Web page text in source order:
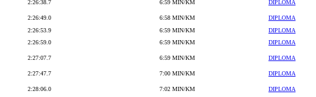
2:26:38.7 6:59 MIN/KM DIPLOMA
2:26:49.0 6:58 MIN/KM
DIPLOMA
2:26:53.9 6:59 MIN/KM
DIPLOMA
2:26:59.0 6:59 MIN/KM DIPLOMA
2:27:07.7 6:59 MIN/KM DIPLOMA
2:27:47.7 7:00 MIN/KM DIPLOMA
2:28:06.0 7:02 MIN/KM
DIPLOMA